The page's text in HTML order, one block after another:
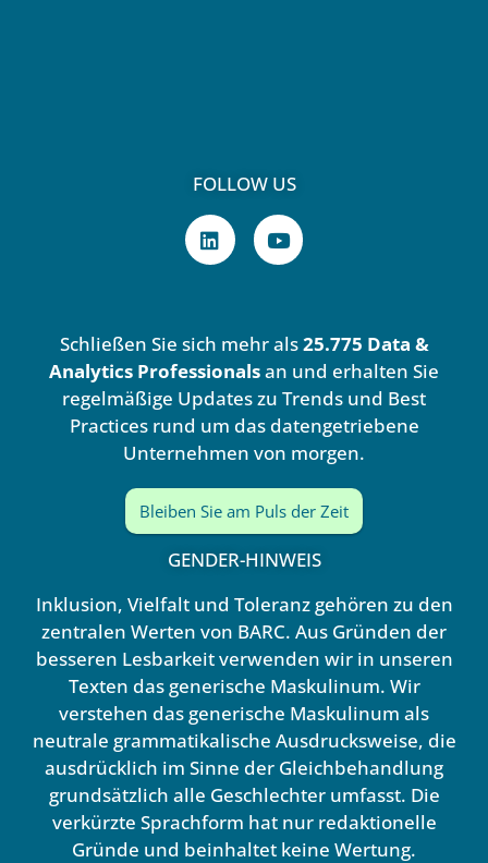
FOLLOW US
L
i
n
i
n
Y
o
u
e
Schließen Sie sich mehr als25.775 Data &
Analytics Professionalsan und erhalten Sie
regelmäßige Updates zu Trends und Best
Practices rund um das datengetriebene
Unternehmen von morgen.
Bleiben Sie am Puls der Zeit
GENDER-HINWEIS
Inklusion, Vielfalt und Toleranz gehören zu den
zentralen Werten von BARC. Aus Gründen der
besseren Lesbarkeit verwenden wir in unseren
Texten das generische Maskulinum. Wir
verstehen das generische Maskulinum als
neutrale grammatikalische Ausdrucksweise, die
ausdrücklich im Sinne der Gleichbehandlung
grundsätzlich alle Geschlechter umfasst. Die
verkürzte Sprachform hat nur redaktionelle
Gründe und beinhaltet keine Wertung.